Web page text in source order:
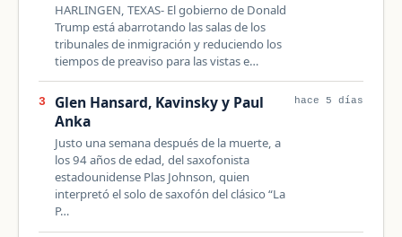
HARLINGEN, TEXAS- El gobierno de Donald
Trump está abarrotando las salas de los
tribunales de inmigración y reduciendo los
tiempos de preaviso para las vistas e…
3
Glen Hansard, Kavinsky y Paul
Anka
Justo una semana después de la muerte, a
los 94 años de edad, del saxofonista
estadounidense Plas Johnson, quien
interpretó el solo de saxofón del clásico “La
P…
hace 5 días